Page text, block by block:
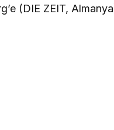
(DIE ZEIT,